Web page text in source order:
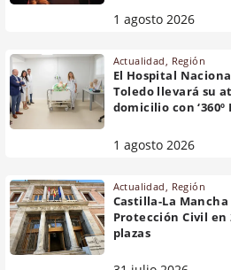
1 agosto 2026
Actualidad Región
El Hospital
Toledo llevará su
domicilio con ‘360º
1 agosto 2026
Actualidad Región
Castilla-La
Protección Civil en
plazas